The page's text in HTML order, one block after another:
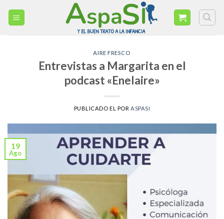
AIRE FRESCO
Entrevistas a Margarita en el
podcast «Enelaire»
PUBLICADO EL POR ASPASI
19
Ago